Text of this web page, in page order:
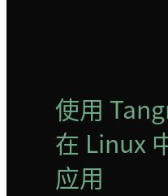
使用
在 Linux
应用